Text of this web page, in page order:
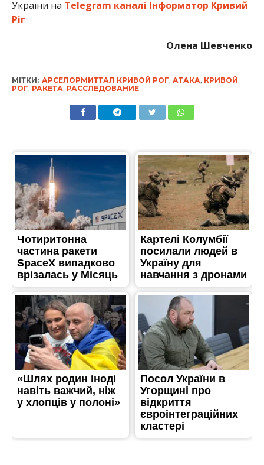
України на Telegram каналі Інформатор Кривий
Ріг
Олена Шевченко
МІТКИ: АРСЕЛОРМИТТАЛ КРИВОЙ РОГ, АТАКА, КРИВОЙ
РОГ, РАКЕТА, РАССЛЕДОВАНИЕ